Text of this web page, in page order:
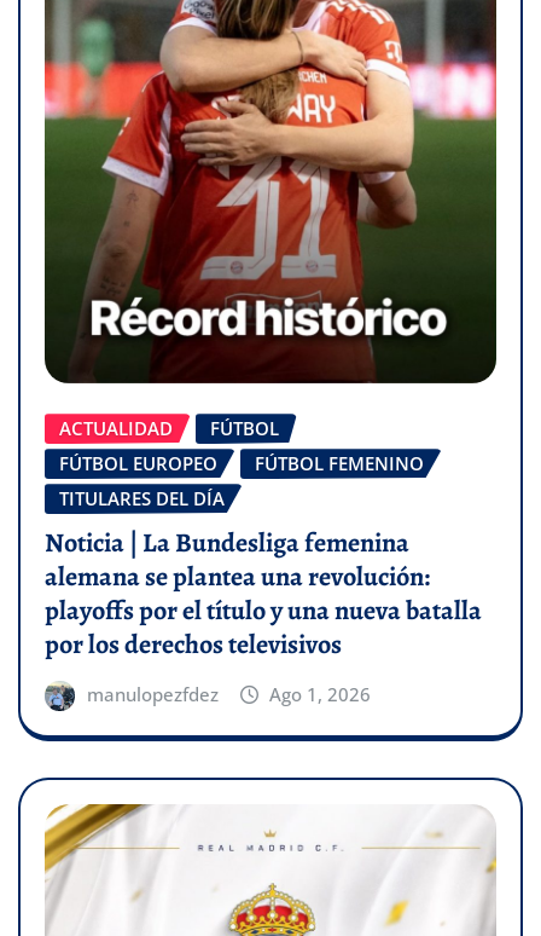
ACTUALIDAD
FÚTBOL
FÚTBOL EUROPEO
FÚTBOL FEMENINO
TITULARES DEL DÍA
Noticia | La Bundesliga femenina
alemana se plantea una revolución:
playoffs por el título y una nueva batalla
por los derechos televisivos
manulopezfdez Ago 1, 2026